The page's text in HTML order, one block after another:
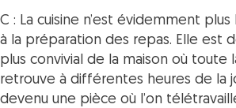
C : La cuisine n’est évidemment
à la préparation des repas. Elle est
plus convivial de la maison où toute
retrouve à différentes heures de la
devenu une pièce où l’on